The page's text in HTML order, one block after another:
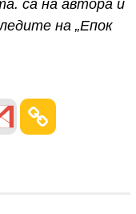
са на автора и
на „Епок